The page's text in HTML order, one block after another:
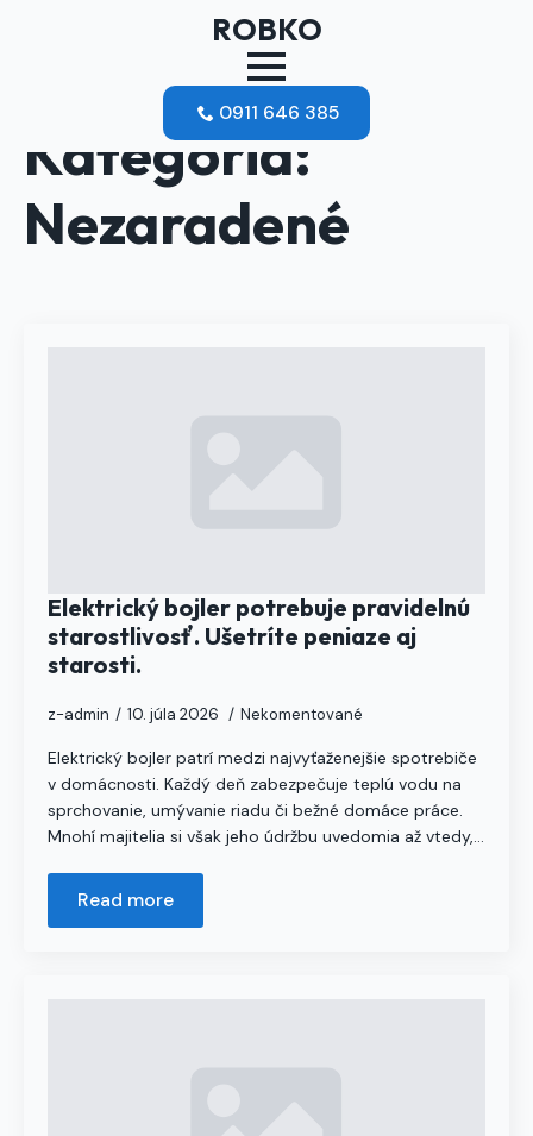
ROBKO
0911 646 385
Kategória:
Nezaradené
Elektrický bojler potrebuje pravidelnú
starostlivosť. Ušetríte peniaze aj
starosti.
z-admin 10. júla 2026 Nekomentované
Elektrický bojler patrí medzi najvyťaženejšie spotrebiče
v domácnosti. Každý deň zabezpečuje teplú vodu na
sprchovanie, umývanie riadu či bežné domáce práce.
Mnohí majitelia si však jeho údržbu uvedomia až vtedy,…
Read more